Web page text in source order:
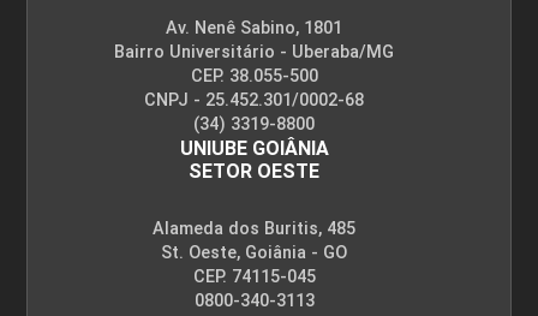
Av. Nenê Sabino, 1801
Bairro Universitário - Uberaba/MG
CEP. 38.055-500
CNPJ - 25.452.301/0002-68
(34) 3319-8800
UNIUBE GOIÂNIA
SETOR OESTE
Alameda dos Buritis, 485
St. Oeste, Goiânia - GO
CEP. 74115-045
0800-340-3113